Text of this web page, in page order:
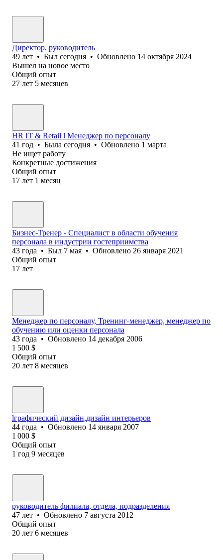
Директор, руководитель
49 лет • Был сегодня • Обновлено 14 октября 2024
Вышел на новое место
Общий опыт
27 лет 5 месяцев
HR IT & Retail l Менеджер по персоналу
41 год • Была сегодня • Обновлено 1 марта
Не ищет работу
Конкретные достижения
Общий опыт
17 лет 1 месяц
Бизнес-Тренер - Специалист в области обучения
персонала в индустрии гостеприимства
43 года • Был 7 мая • Обновлено 26 января 2021
Общий опыт
17 лет
Менеджер по персоналу, Тренинг-менеджер, менеджер по
обучению или оценки персонала
43 года • Обновлено 14 декабря 2006
1 500 $
Общий опыт
20 лет 8 месяцев
lграфический дизайн,дизайн интерьеров
44 года • Обновлено 14 января 2007
1 000 $
Общий опыт
1 год 9 месяцев
руководитель филиала, отдела, подразделения
47 лет • Обновлено 7 августа 2012
Общий опыт
20 лет 6 месяцев